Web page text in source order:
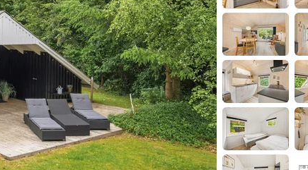
Sommerhuse i Søndervig
Strand
Holmsland Klit
Holmsland
Sande
Sommerhuse i Lodbjerg
Sommerhuse i Nr.
Sommerhuse på Rømø
Sommerhuse i Søndervig
Sommerhuse i
Sommerhuse i
Sommerhuse i Vedersø
Sommerhuse i Vejers
Sommerhuse i Vester